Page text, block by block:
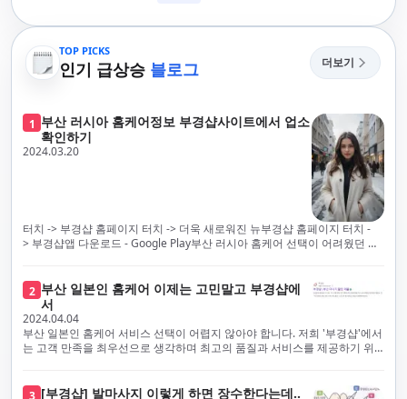
TOP PICKS
인기 급상승 블로그 더보기
1 부산 러시아 홈케어정보 부경샵사이트에서 업소
확인하기
2024.03.20
터치 -> 부경샵 홈페이지 터치 -> 더욱 새로워진 뉴부경샵 홈페이지 터치 -
> 부경샵앱 다운로드 - Google Play부산 러시아 홈케어 선택이 어려웠던 시
스의 모든 과정을 후불제로 운영합니다. 이는 고객님의 최대 편의를 보장하
기 위한 부경샵의 약속입니다.부경샵은 현장에서 바로 고객님께 서비스를
제공하는 깨끗하고 전문적으로 훈련된 관리사들을 다수 보유하고 있음을 자
랑스럽게 생각합니다. 이는 프리미엄 부산 러시아 홈케어 경험을 제공하기
위한 부경샵의 노력의 일환입니다.현 시대의 불확실성 속에서, 안전은 부경
하고 개인의 건강 상태를 지속적으로 모니터링합니다.예약금을 요구하는 업
2 부산 일본인 홈케어 이제는 고민말고 부경샵에
서
2024.04.04
부산 일본인 홈케어 서비스 선택이 어렵지 않아야 합니다. 저희 '부경샵'에서
는 고객 만족을 최우선으로 생각하며 최고의 품질과 서비스를 제공하기 위
프리미엄 부산 일본인 홈케어 경험을 제공하고자 현장에서 직접 깨끗하고
3 [부경샵] 발마사지 이렇게 하면 장수한다는데..